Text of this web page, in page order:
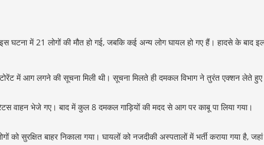
घटना में 21 लोगों की मौत हो गई, जबकि कई अन्य लोग घायल हो गए हैं। हादसे के बाद
में आग लगने की सूचना मिली थी। सूचना मिलते ही दमकल विभाग ने तुरंत एक्शन लेते हुए
वाहन भेजे गए। बाद में कुल 8 दमकल गाड़ियों की मदद से आग पर काबू पा लिया गया।
बाहर निकाला गया। घायलों को नजदीकी अस्पतालों में भर्ती कराया गया है,